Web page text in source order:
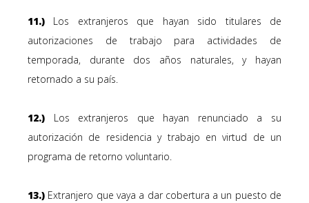
11.) Los extranjeros que hayan sido titulares de
autorizaciones de trabajo para actividades de
temporada, durante dos años naturales, y hayan
retornado a su país.
12.) Los extranjeros que hayan renunciado a su
autorización de residencia y trabajo en virtud de un
programa de retorno voluntario.
13.) Extranjero que vaya a dar cobertura a un puesto de